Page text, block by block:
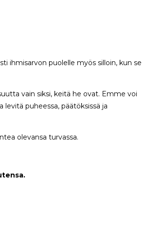
ihmisarvon puolelle myös silloin, kun se
vain siksi, keitä he ovat. Emme voi
puheessa, päätöksissä ja
olevansa turvassa.